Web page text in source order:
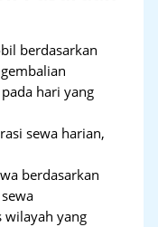
berdasarkan
hari yang
sewa harian,
berdasarkan
wilayah yang